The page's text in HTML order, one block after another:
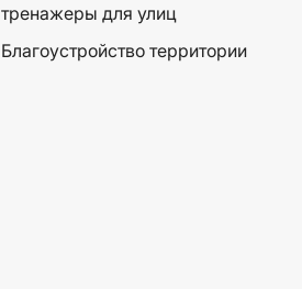
тренажеры для улиц
Благоустройство территории